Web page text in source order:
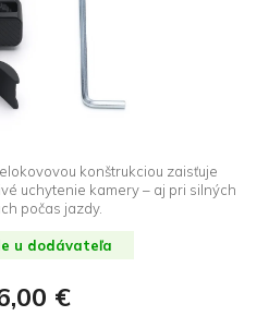
konštrukciou zaisťuje
uchytenie kamery – aj pri silných
počas jazdy.
u dodávateľa
€